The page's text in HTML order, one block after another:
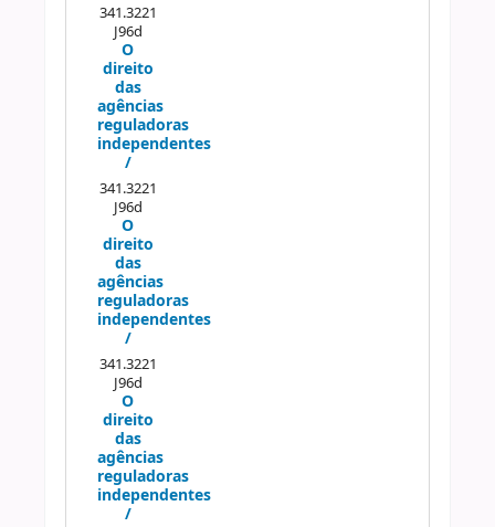
341.3221
J96d
O
direito
das
agências
reguladoras
independentes
/
341.3221
J96d
O
direito
das
agências
reguladoras
independentes
/
341.3221
J96d
O
direito
das
agências
reguladoras
independentes
/